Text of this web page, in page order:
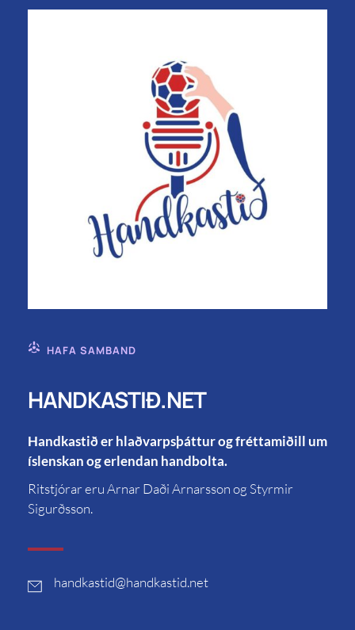
HAFA SAMBAND
HANDKASTIÐ.NET
Handkastið er hlaðvarpsþáttur og fréttamiðill um
íslenskan og erlendan handbolta.
Ritstjórar eru Arnar Daði Arnarsson og Styrmir
Sigurðsson.
handkastid@handkastid.net